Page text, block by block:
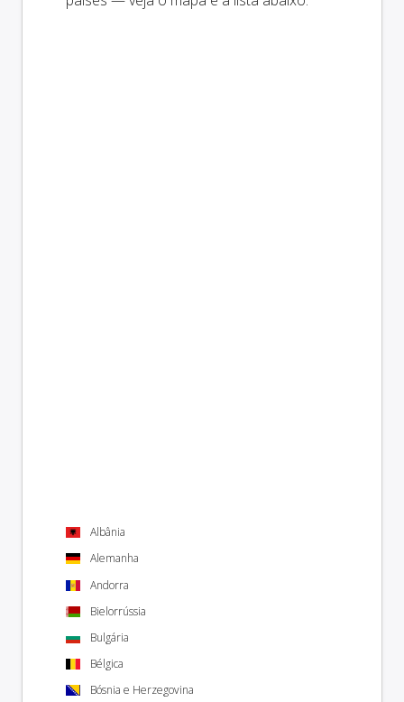
Albânia
Alemanha
Andorra
Bielorrússia
Bulgária
Bélgica
Bósnia e Herzegovina